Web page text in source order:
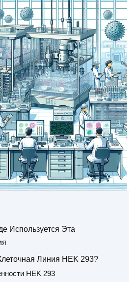
Используется Эта
Линия HEK 293?
HEK 293